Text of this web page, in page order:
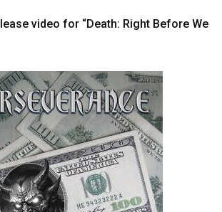
video for “Death: Right Before We